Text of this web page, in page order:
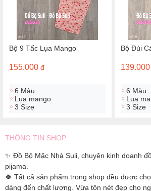
Bộ 9 Tấc Lụa Mango
155.000 đ
6 Màu
Lụa mango
3 Size
Bộ Đùi
139.000
6 Màu
Lụa
3 Size
THÔNG TIN SHOP
✨ Đồ Bộ Mặc Nhà Suli, chuyên kinh doanh
pijama.
🍀 Tất cả sản phẩm trong shop đều được
dáng đến chất lượng. Vừa tôn nét đẹp cho